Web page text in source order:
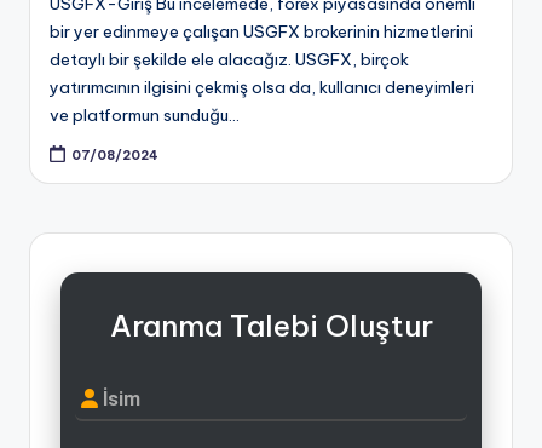
bir yer edinmeye çalışan USGFX brokerinin hizmetlerini
detaylı bir şekilde ele alacağız. USGFX, birçok
yatırımcının ilgisini çekmiş olsa da, kullanıcı deneyimleri
ve platformun sunduğu…
07/08/2024
Aranma Talebi Oluştur
İsim